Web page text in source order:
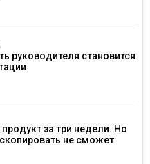
руководителя становится
за три недели. Но
не сможет